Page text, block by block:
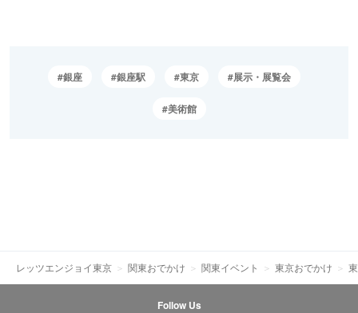
銀座 銀座駅 東京 展示・展覧会
美術館
レッツエンジョイ東京 関東おでかけ 関東イベント 東京おでかけ
Follow Us